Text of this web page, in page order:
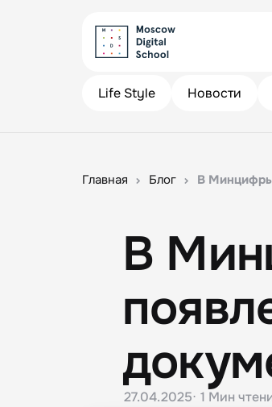
Life Style Новости
Главная Блог В Минцифры
В
27.04.2025 1 Мин